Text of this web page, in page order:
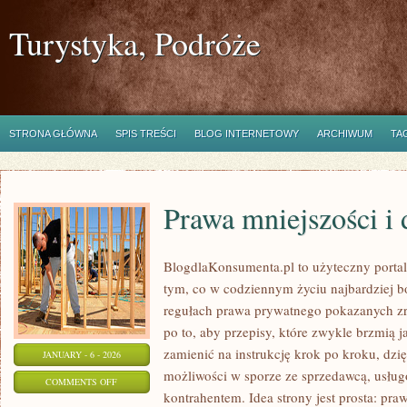
Turystyka, Podróże
STRONA GŁÓWNA SPIS TREŚCI BLOG INTERNETOWY ARCHIWUM
JANUARY - 6 - 2026
COMMENTS OFFON
Prawa mniejszości
BlogdlaKonsumenta.pl to użyteczny
tym, co w codziennym życiu najbardziej
regułach prawa prywatnego pokazanych
po to, aby przepisy, które zwykle brzmią
zamienić na instrukcję krok po kroku,
możliwości w sporze ze sprzedawcą,
kontrahentem. Idea strony jest prosta: